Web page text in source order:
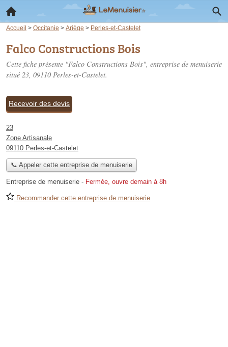
Accueil > Occitanie > Ariège > Perles-et-Castelet
Falco Constructions Bois
Cette fiche présente "Falco Constructions Bois", entreprise de menuiserie
situé 23, 09110 Perles-et-Castelet.
Recevoir des devis
23
Zone Artisanale
09110 Perles-et-Castelet
📞 Appeler cette entreprise de menuiserie
Entreprise de menuiserie - Fermée, ouvre demain à 8h
Recommander cette entreprise de menuiserie